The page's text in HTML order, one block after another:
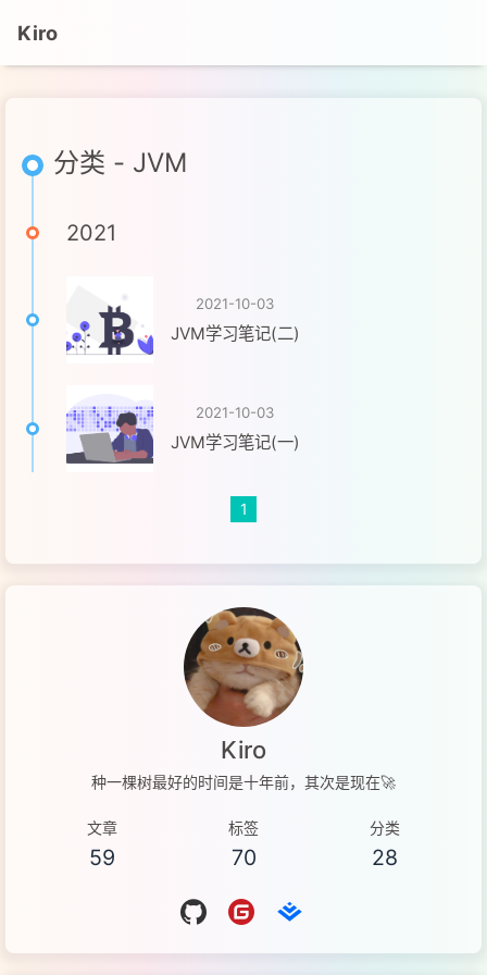
Kiro
分类 - JVM
2021
2021-10-03
JVM学习笔记(二)
2021-10-03
JVM学习笔记(一)
1
Kiro
种一棵树最好的时间是十年前，其次是现在🚀
文章
59
标签
70
分类
28